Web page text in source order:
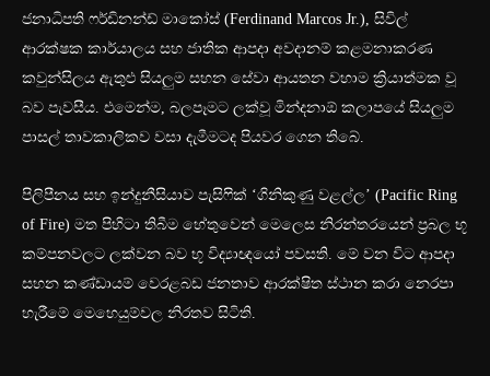
ජනාධිපති ෆර්ඩිනන්ඩ් මාකෝස් (Ferdinand Marcos Jr.), සිවිල්
ආරක්ෂක කාර්යාලය සහ ජාතික ආපදා අවදානම් කළමනාකරණ
කවුන්සිලය ඇතුළු සියලුම සහන සේවා ආයතන වහාම ක්‍රියාත්මක වූ
බව පැවසීය. එමෙන්ම, බලපෑමට ලක්වූ මින්දනාඕ කලාපයේ සියලුම
පාසල් තාවකාලිකව වසා දැමීමටද පියවර ගෙන තිබේ.
පිලිපීනය සහ ඉන්දුනීසියාව පැසිෆික් ‘ගිනිකුණු වළල්ල’ (Pacific Ring
of Fire) මත පිහිටා තිබීම හේතුවෙන් මෙලෙස නිරන්තරයෙන් ප්‍රබල භූ
කම්පනවලට ලක්වන බව භූ විද්‍යාඥයෝ පවසති. මේ වන විට ආපදා
සහන කණ්ඩායම් වෙරළබඩ ජනතාව ආරක්ෂිත ස්ථාන කරා නෙරපා
හැරීමේ මෙහෙයුම්වල නිරතව සිටිති.